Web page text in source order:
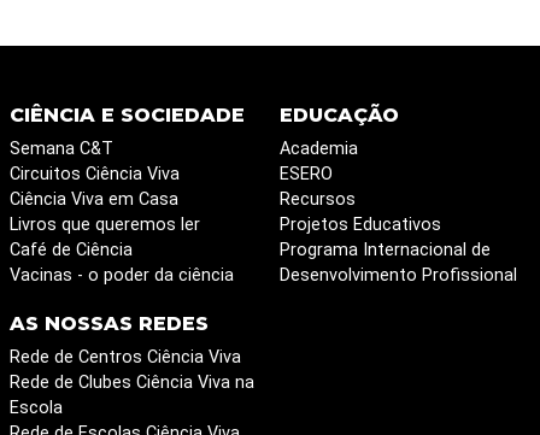
CIÊNCIA E SOCIEDADE
Semana C&T
Circuitos Ciência Viva
Ciência Viva em Casa
Livros que queremos ler
Café de Ciência
Vacinas - o poder da ciência
EDUCAÇÃO
Academia
ESERO
Recursos
Projetos Educativos
Programa Internacional de
Desenvolvimento Profissional
AS NOSSAS REDES
Rede de Centros Ciência Viva
Rede de Clubes Ciência Viva na
Escola